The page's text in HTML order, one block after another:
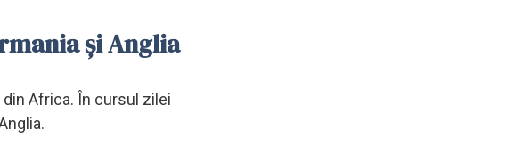
și Anglia
Africa. În cursul zilei